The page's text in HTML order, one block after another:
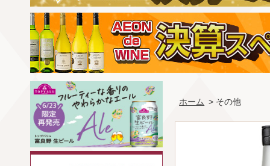
ホーム > その他